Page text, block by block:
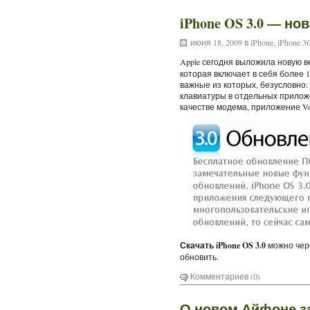
iPhone OS 3.0 —
июня 18, 2009 вiPhone iPhone
Apple сегодня выложила новую
которая включает в себя
важные из которых,
клавиатуры в отдельных
качестве модема, приложение
Скачать iPhone OS 3.0можно
обновить.
Комментариев (0)